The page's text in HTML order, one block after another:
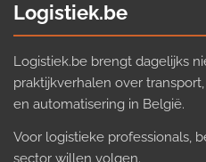
Logistiek.be
Logistiek.be brengt dagelijks
praktijkverhalen over
en automatisering in België.
Voor logistieke professionals,
sector willen volgen.